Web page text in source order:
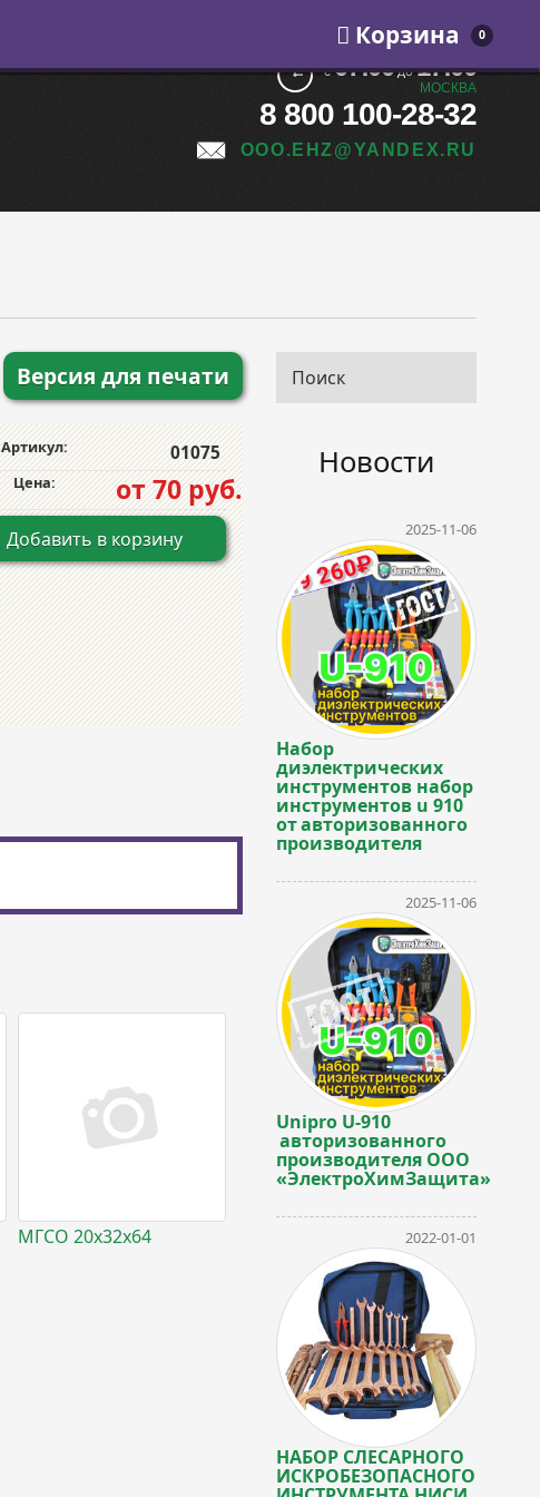
Корзина 0
с07:00до17:00
МОСКВА
8 800 100-28-32
OOO.EHZ@YANDEX.RU
Версия для печати
Артикул: 01075
Цена: от 70 руб.
Добавить в корзину
МГСО 20х32х64
Новости
2025-11-06
Набор
диэлектрических
инструментов набор
инструментов u 910
от авторизованного
производителя
2025-11-06
Unipro U-910
авторизованного
производителя ООО
«ЭлектроХимЗащита»
2022-01-01
НАБОР СЛЕСАРНОГО
ИСКРОБЕЗОПАСНОГО